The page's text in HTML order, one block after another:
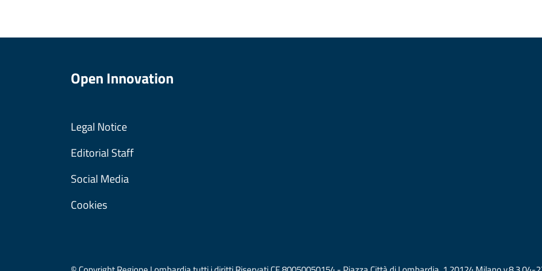
Open Innovation
Legal Notice
Editorial Staff
Social Media
Cookies